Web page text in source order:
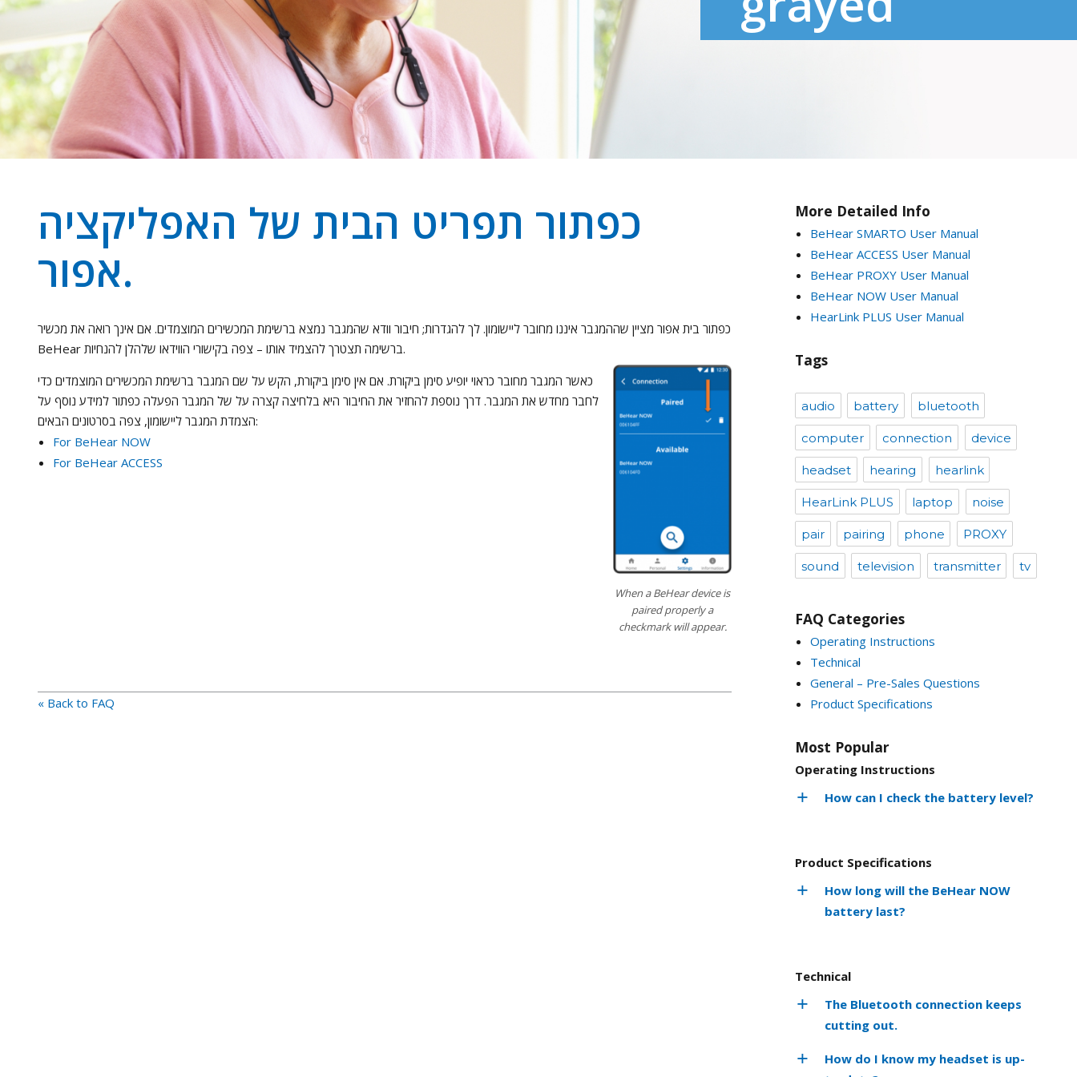
כפתור תפריט הבית של האפליקציה
אפור.
כפתור בית אפור מציין שההמגבר איננו מחובר ליישומון. לך להגדרות; חיבור וודא שהמגבר נמצא ברשימת המכשירים המוצמדים. אם אינך רואה את מכשיר
BeHear ברשימה תצטרך להצמיד אותו – צפה בקישורי הווידאו שלהלן להנחיות.
When a BeHear device is
paired properly a
checkmark will appear.
כאשר המגבר מחובר כראוי יופיע סימן ביקורת. אם אין סימן ביקורת, הקש על שם המגבר ברשימת המכשירים המוצמדים כדי
לחבר מחדש את המגבר. דרך נוספת להחזיר את החיבור היא בלחיצה קצרה על של המגבר הפעלה כפתור למידע נוסף על
הצמדת המגבר ליישומון, צפה בסרטונים הבאים:
For BeHear NOW
For BeHear ACCESS
« Back to FAQ
More Detailed Info
BeHear SMARTO User Manual
BeHear ACCESS User Manual
BeHear PROXY User Manual
BeHear NOW User Manual
HearLink PLUS User Manual
Tags
audio battery bluetooth
computer connection device
headset hearing hearlink
HearLink PLUS laptop noise
pair pairing phone PROXY
sound television transmitter tv
FAQ Categories
Operating Instructions
Technical
General – Pre-Sales Questions
Product Specifications
Most Popular
Operating Instructions
How can I check the battery level?
Product Specifications
How long will the BeHear NOW
battery last?
Technical
The Bluetooth connection keeps
cutting out.
How do I know my headset is up-